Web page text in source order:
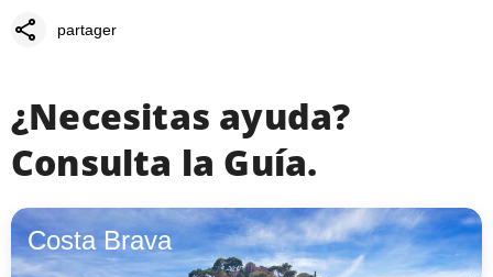
share partager
¿Necesitas ayuda?
Consulta la Guía.
Costa Brava